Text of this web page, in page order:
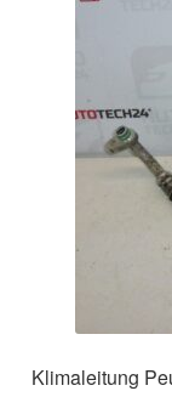
Über uns
Zahlungen
Klimaleitung